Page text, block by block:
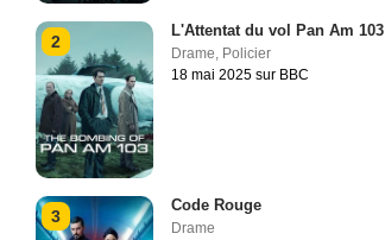
2
L'Attentat du vol Pan Am 103
Drame, Policier
18 mai 2025 sur BBC
3
Code Rouge
Drame